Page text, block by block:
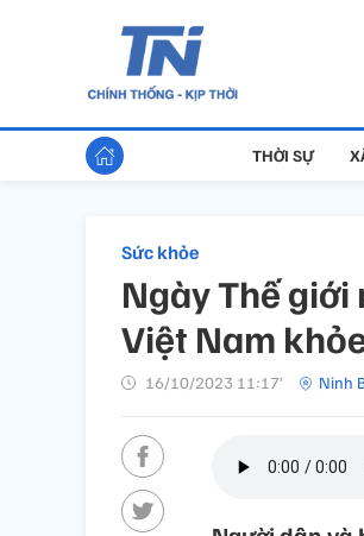
THỜI SỰ
Sức khỏe
Ngày Thế
Việt Nam
16/10/2023 11:17’ Ninh